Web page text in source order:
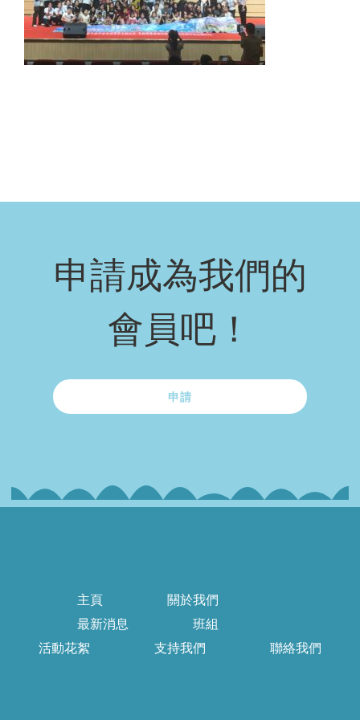
申請成為我們的
會員吧！
申請
主頁
關於我們
最新消息
班組
活動花絮
支持我們 聯絡我們